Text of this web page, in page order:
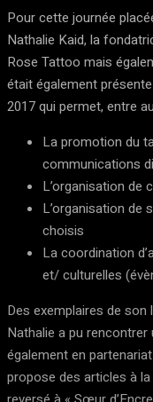
Pour cette journée
Nathalie Kaid, la
Rose Tattoo mais
était également
2017 qui permet, entre
La promotion du
communications
L’organisation de
L’organisation de
choisis
La coordination
et/ culturelles
Des exemplaires de
Nathalie a pu
également en
propose des articles à